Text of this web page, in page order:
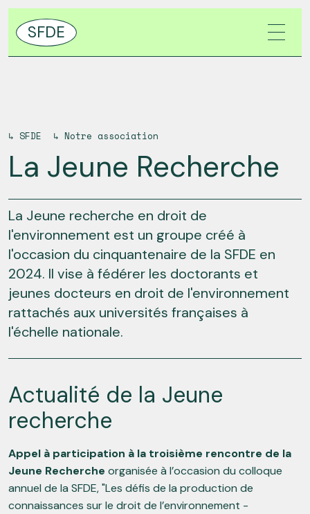
SFDE
↳ SFDE ↳ Notre association
La Jeune Recherche
La Jeune recherche en droit de
l'environnement est un groupe créé à
l'occasion du cinquantenaire de la SFDE en
2024. Il vise à fédérer les doctorants et
jeunes docteurs en droit de l'environnement
rattachés aux universités françaises à
l'échelle nationale.
Actualité de la Jeune
recherche
Appel à participation à la troisième rencontre de la
Jeune Recherche organisée à l’occasion du colloque
annuel de la SFDE, "Les défis de la production de
connaissances sur le droit de l’environnement -